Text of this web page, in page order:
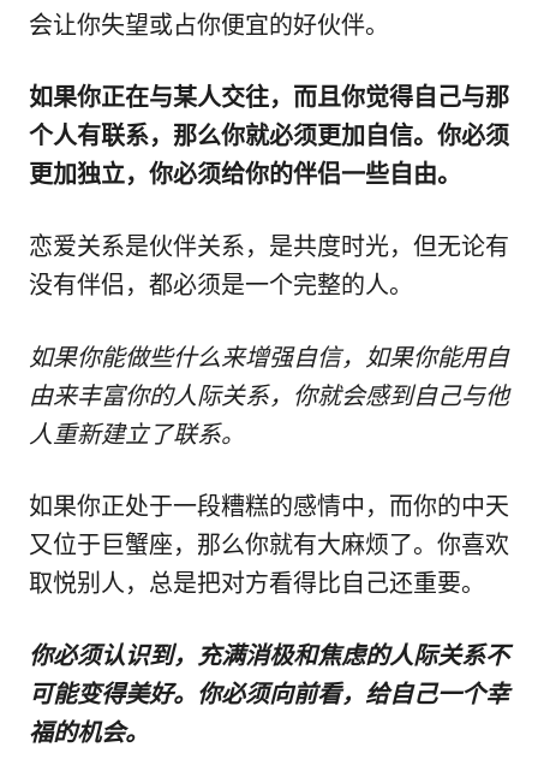
会让你失望或占你便宜的好伙伴。
如果你正在与某人交往，而且你觉得自己与那
个人有联系，那么你就必须更加自信。你必须
更加独立，你必须给你的伴侣一些自由。
恋爱关系是伙伴关系，是共度时光，但无论有
没有伴侣，都必须是一个完整的人。
如果你能做些什么来增强自信，如果你能用自
由来丰富你的人际关系，你就会感到自己与他
人重新建立了联系。
如果你正处于一段糟糕的感情中，而你的中天
又位于巨蟹座，那么你就有大麻烦了。你喜欢
取悦别人，总是把对方看得比自己还重要。
你必须认识到，充满消极和焦虑的人际关系不
可能变得美好。你必须向前看，给自己一个幸
福的机会。